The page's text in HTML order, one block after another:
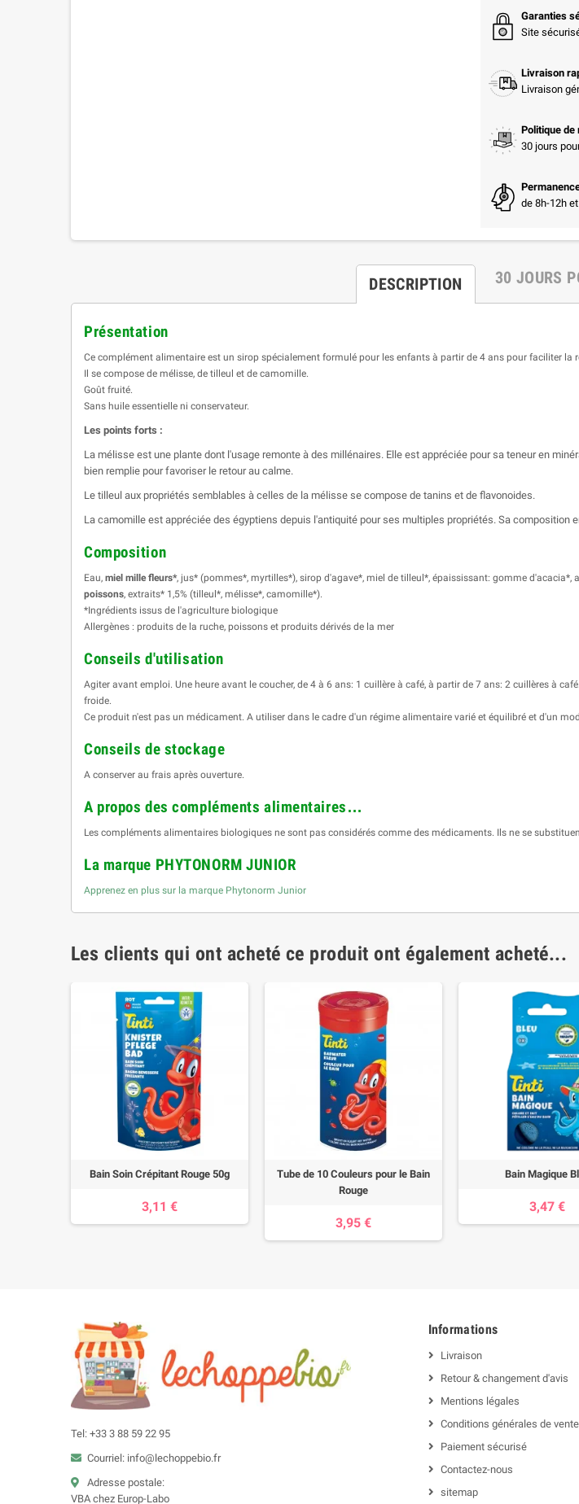
Garanties
Site
Livraison
Livraison
Politique de
30 jours
de 8h-12h
DESCRIPTION 30 JOURS
Présentation
Ce complément alimentaire est un sirop spécialement formulé pour les enfants à partir de 4 ans pour faciliter la
Il se compose de mélisse, de tilleul et de camomille.
Goût fruité.
Sans huile essentielle ni conservateur.
Les points forts :
La mélisse est une plante dont l'usage remonte à des millénaires. Elle est appréciée pour sa teneur en
bien remplie pour favoriser le retour au calme.
Le tilleul aux propriétés semblables à celles de la mélisse se compose de tanins et de flavonoides.
La camomille est appréciée des égyptiens depuis l'antiquité pour ses multiples propriétés. Sa
Composition
Eau, miel mille fleurs*, jus* (pommes*, myrtilles*), sirop d'agave*, miel de tilleul*, épaississant: gomme d'acacia*,
poissons, extraits* 1,5% (tilleul*, mélisse*, camomille*).
*Ingrédients issus de l'agriculture biologique
Allergènes : produits de la ruche, poissons et produits dérivés de la mer
Conseils d'utilisation
Agiter avant emploi. Une heure avant le coucher, de 4 à 6 ans: 1 cuillère à café, à partir de 7 ans: 2 cuillères à
froide.
Ce produit n'est pas un médicament. A utiliser dans le cadre d'un régime alimentaire varié et équilibré et d'un
Conseils de stockage
A conserver au frais après ouverture.
A propos des compléments alimentaires…
Les compléments alimentaires biologiques ne sont pas considérés comme des médicaments. Ils ne se
La marque PHYTONORM JUNIOR
Apprenez en plus sur la marque Phytonorm Junior
Les clients qui ont acheté ce produit ont également acheté...
Bain Soin Crépitant Rouge 50g
3,11 €
Tube de 10 Couleurs pour le Bain
Rouge
3,95 €
Bain Magique
3,47 €
Tel: +33 3 88 59 22 95
Courriel: info@lechoppebio.fr
Adresse postale:
VBA chez Europ-Labo
Informations
Livraison
Retour & changement d'avis
Mentions légales
Conditions générales de vente
Paiement sécurisé
Contactez-nous
sitemap